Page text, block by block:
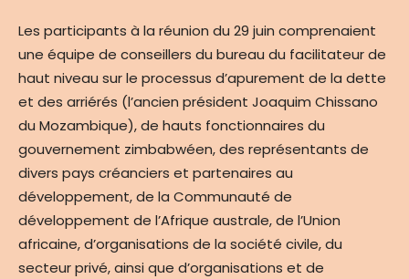
Les participants à la réunion du 29 juin comprenaient
une équipe de conseillers du bureau du facilitateur de
haut niveau sur le processus d’apurement de la dette
et des arriérés (l’ancien président Joaquim Chissano
du Mozambique), de hauts fonctionnaires du
gouvernement zimbabwéen, des représentants de
divers pays créanciers et partenaires au
développement, de la Communauté de
développement de l’Afrique australe, de l’Union
africaine, d’organisations de la société civile, du
secteur privé, ainsi que d’organisations et de